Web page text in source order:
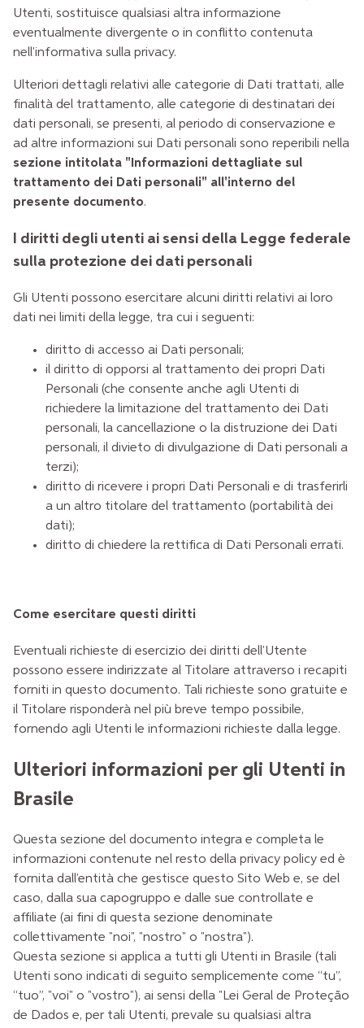
Utenti, sostituisce qualsiasi altra informazione
eventualmente divergente o in conflitto contenuta
nell'informativa sulla privacy.
Ulteriori dettagli relativi alle categorie di Dati trattati, alle
finalità del trattamento, alle categorie di destinatari dei
dati personali, se presenti, al periodo di conservazione e
ad altre informazioni sui Dati personali sono reperibili nella
sezione intitolata "Informazioni dettagliate sul
trattamento dei Dati personali" all'interno del
presente documento.
I diritti degli utenti ai sensi della Legge federale
sulla protezione dei dati personali
Gli Utenti possono esercitare alcuni diritti relativi ai loro
dati nei limiti della legge, tra cui i seguenti:
diritto di accesso ai Dati personali;
il diritto di opporsi al trattamento dei propri Dati
Personali (che consente anche agli Utenti di
richiedere la limitazione del trattamento dei Dati
personali, la cancellazione o la distruzione dei Dati
personali, il divieto di divulgazione di Dati personali a
terzi);
diritto di ricevere i propri Dati Personali e di trasferirli
a un altro titolare del trattamento (portabilità dei
dati);
diritto di chiedere la rettifica di Dati Personali errati.
Come esercitare questi diritti
Eventuali richieste di esercizio dei diritti dell'Utente
possono essere indirizzate al Titolare attraverso i recapiti
forniti in questo documento. Tali richieste sono gratuite e
il Titolare risponderà nel più breve tempo possibile,
fornendo agli Utenti le informazioni richieste dalla legge.
Ulteriori informazioni per gli Utenti in
Brasile
Questa sezione del documento integra e completa le
informazioni contenute nel resto della privacy policy ed è
fornita dall’entità che gestisce questo Sito Web e, se del
caso, dalla sua capogruppo e dalle sue controllate e
affiliate (ai fini di questa sezione denominate
collettivamente "noi", "nostro" o "nostra").
Questa sezione si applica a tutti gli Utenti in Brasile (tali
Utenti sono indicati di seguito semplicemente come “tu”,
“tuo”, "voi" o "vostro"), ai sensi della "Lei Geral de Proteção
de Dados e, per tali Utenti, prevale su qualsiasi altra